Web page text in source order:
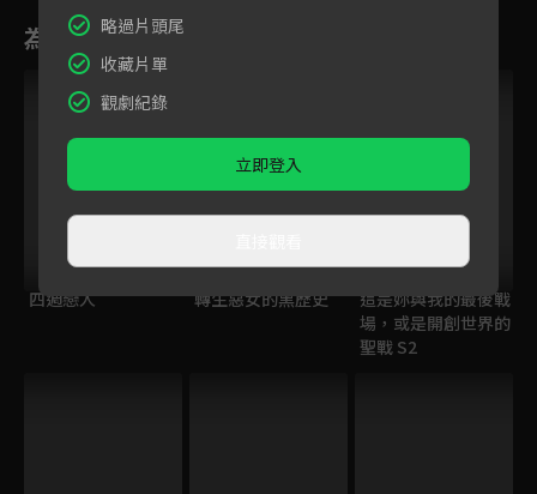
為您推薦
四週戀人 轉生惡女的黑歷史
這是妳與我的最後戰
場，或是開創世界的
聖戰 S2
略過片頭尾
收藏片單
觀劇紀錄
立即登入